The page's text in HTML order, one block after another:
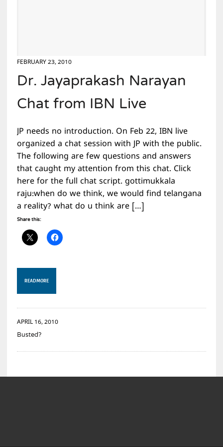
FEBRUARY 23, 2010
Dr. Jayaprakash Narayan
Chat from IBN Live
JP needs no introduction. On Feb 22, IBN live
organized a chat session with JP with the public.
The following are few questions and answers
that caught my attention from this chat. Click
here for the full chat script. gottimukkala
raju:when do we think, we would find telangana
a reality? what do u think are […]
Share this:
READ MORE
APRIL 16, 2010
Busted?